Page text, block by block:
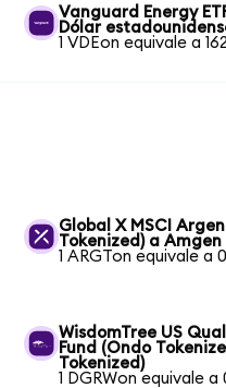
Vanguard Energy
Dólar
1 VDEon equivale a
Global X MSCI
Tokenized) a
1 ARGTon equivale a
WisdomTree US
Fund (Ondo
Tokenized)
1 DGRWon equivale